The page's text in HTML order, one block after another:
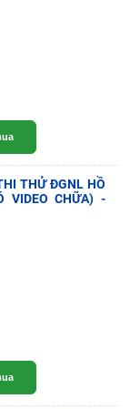
THỬ ĐGNL HỒ
VIDEO CHỮA) -